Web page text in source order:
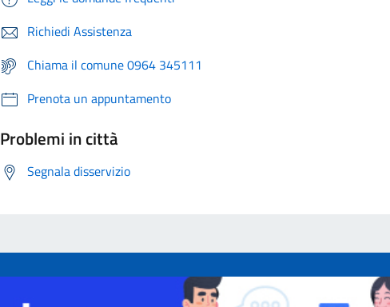
Richiedi Assistenza
Chiama il comune 0964 345111
Prenota un appuntamento
Problemi in città
Segnala disservizio